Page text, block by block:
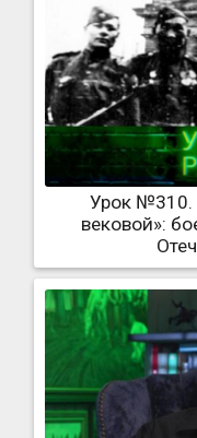
Урок №310.
вековой»: